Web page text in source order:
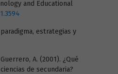
and Educational
estrategias y
A. (2001). ¿Qué
de secundaria?